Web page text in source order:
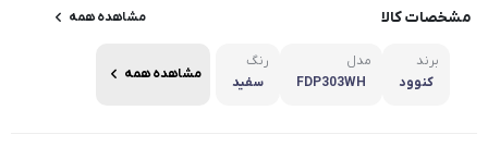
مشخصات کالا مشاهده همه
برند
کنوود
مدل
FDP303WH
رنگ
سفید
مشاهده همه